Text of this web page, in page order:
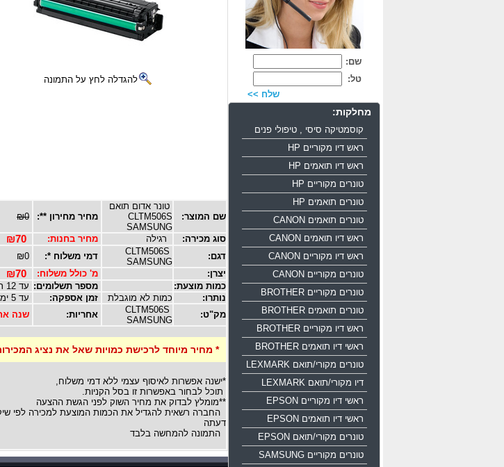
להגדלה לחץ על התמונה
שם המוצר:
טונר אדום תואם
CLTM506S
SAMSUNG
מחיר מחירון **: ₪0
סוג מכירה: רגילה מחיר בחנות:
דגם:
CLTM506S
SAMSUNG
דמי משלוח *:
יצרן:
מ' כולל משלוח:
כמות מוצעת: מספר תשלומים: עד 12 תשלומים
נותרו:
כמות לא מוגבלת זמן אספקה:
עד 5 ימי עסקים
מק"ט:
CLTM506S
SAMSUNG
אחריות: שנה
* מחיר מיוחד לרכישת כמויות שאל את נציג
*ישנה אפשרות לאיסוף עצמי ללא דמי משלוח,
תוכל לבחור באפשרות זו בסל הקניות.
**מומלץ לבדוק את מחיר השוק לפני הגשת ההצעה
החברה רשאית להגדיל את הכמות המוצעת למכירה לפי
דעתה
התמונה להמחשה בלבד
שם:
טל:
שלח >>
מחלקות:
קוסמטיקה סיסי , טיפולי פנים
ראש דיו מקוריים HP
ראש דיו תואמים HP
טונרים מקוריים HP
טונרים תואמים HP
טונרים תואמים CANON
ראש דיו תואמים CANON
ראש דיו מקוריים CANON
טונרים מקוריים CANON
טונרים מקוריים BROTHER
טונרים תואמים BROTHER
ראש דיו מקוריים BROTHER
ראשי דיו תואמים BROTHER
טונרים מקורי/תואם LEXMARK
דיו מקורי/תואם LEXMARK
ראשי דיו מקוריים EPSON
ראשי דיו תואמים EPSON
טונרים מקורי/תואם EPSON
טונרים מקוריים SAMSUNG